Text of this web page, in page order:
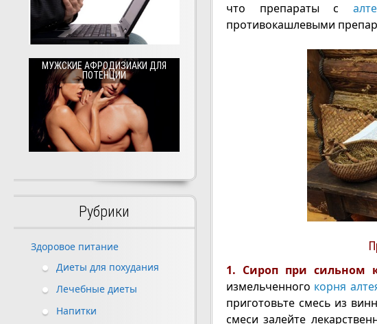
что препараты с
противокашлевыми
1. Сироп при сильном
измельченного корня
приготовьте смесь из
смеси залейте
МУЖСКИЕ АФРОДИЗИАКИ ДЛЯ
ПОТЕНЦИИ
Рубрики
Здоровое питание
Диеты для похудания
Лечебные диеты
Напитки